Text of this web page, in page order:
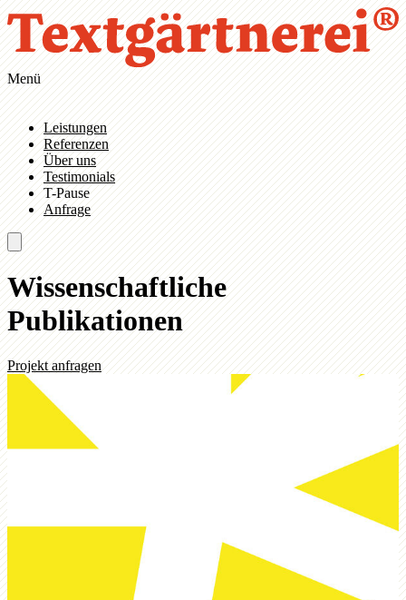
Zum Hauptinhalt springen
Zur Navigation springen
Menü
Leistungen
Referenzen
Über uns
Testimonials
T-Pause
Anfrage
Wissenschaftliche
Publikationen
Projekt anfragen